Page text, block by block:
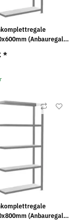
(Anbauregal)
*
(Anbauregal)